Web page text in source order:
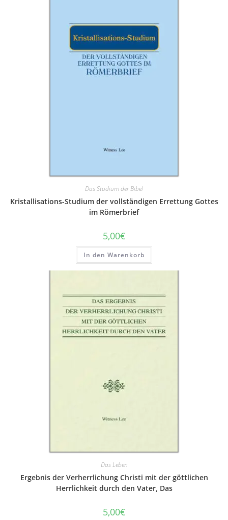
Das Studium der Bibel
Kristallisations-Studium der vollständigen Errettung Gottes
im Römerbrief
5,00€
In den Warenkorb
Das Leben
Ergebnis der Verherrlichung Christi mit der göttlichen
Herrlichkeit durch den Vater, Das
5,00€